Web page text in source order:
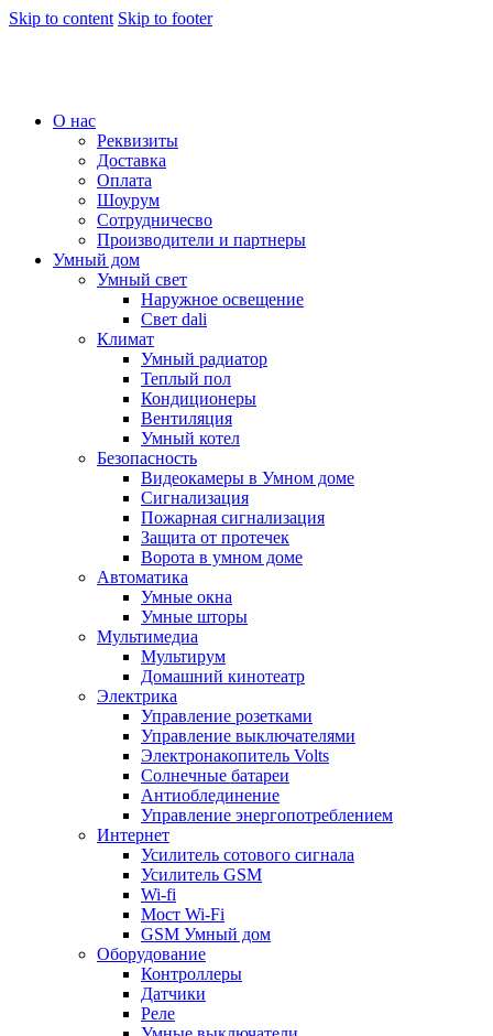
Skip to content Skip to footer
О нас
Реквизиты
Доставка
Оплата
Шоурум
Сотрудничесво
Производители и партнеры
Умный дом
Умный свет
Наружное освещение
Свет dali
Климат
Умный радиатор
Теплый пол
Кондиционеры
Вентиляция
Умный котел
Безопасность
Видеокамеры в Умном доме
Сигнализация
Пожарная сигнализация
Защита от протечек
Ворота в умном доме
Автоматика
Умные окна
Умные шторы
Мультимедиа
Мультирум
Домашний кинотеатр
Электрика
Управление розетками
Управление выключателями
Электронакопитель Volts
Солнечные батареи
Антиоблединение
Управление энергопотреблением
Интернет
Усилитель сотового сигнала
Усилитель GSM
Wi-fi
Мост Wi-Fi
GSM Умный дом
Оборудование
Контроллеры
Датчики
Реле